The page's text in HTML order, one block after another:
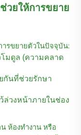
ยให้การขยาย
รขยายตัวในปัจจุบัน:
มดูล (ความคลาด
กันที่ช่วยรักษา
ล่วงหน้าภายในช่อง
ห้องทำงาน หรือ